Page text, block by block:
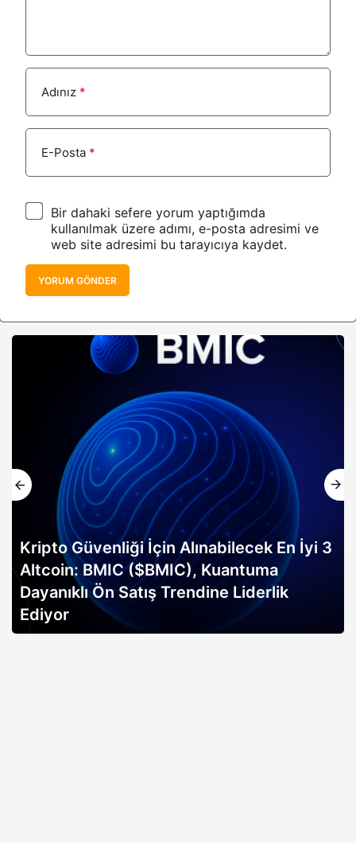
Adınız *
E-Posta *
Bir dahaki sefere yorum yaptığımda
kullanılmak üzere adımı, e-posta adresimi ve
web site adresimi bu tarayıcıya kaydet.
YORUM GÖNDER
Kripto Güvenliği İçin Alınabilecek En İyi 3
Altcoin: BMIC ($BMIC), Kuantuma
Dayanıklı Ön Satış Trendine Liderlik
Ediyor